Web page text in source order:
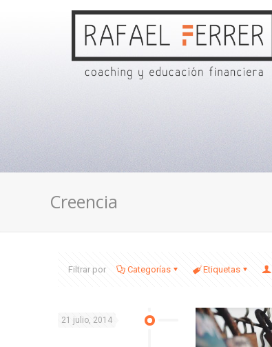
Creencia
Filtrar por Categorías Etiquetas
21 julio, 2014